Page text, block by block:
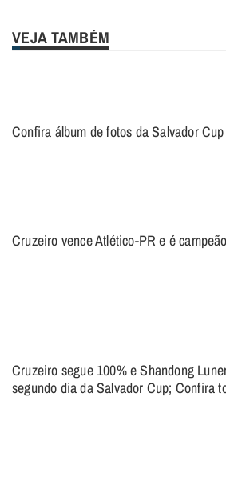
VEJA TAMBÉM
Confira álbum de fotos da Salvador
Cruzeiro vence Atlético-PR e é
Cruzeiro segue 100% e Shandong
segundo dia da Salvador Cup; Confira